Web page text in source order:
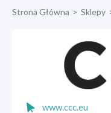
Strona Główna > Sklepy
www.ccc.eu